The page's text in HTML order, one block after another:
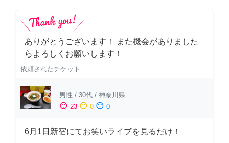
ありがとうございます！ また機会がありました
らよろしくお願いします！
依頼されたチケット
男性 / 30代 / 神奈川県
sentiment_satisfied 23 sentiment_neutral 0 sentiment_dissatisfied 0
6月1日新宿にてお笑いライブを見るだけ！